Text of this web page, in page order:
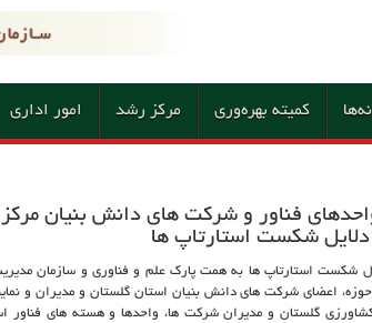
کمیته بهره‌وری مرکز رشد امور اداری
فناور و شرکت های دانش بنیان
دلایل شکست استارتاپ ها
شکست استارتاپ ها به همت پارک علم و فناوری و سازمان
حوزه، اعضای شرکت های دانش بنیان استان گلستان و مدیران و
گلستان و مدیران شرکت ها، واحدها و هسته های فناور